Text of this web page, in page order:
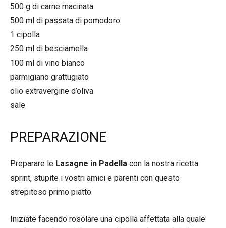
500 g di carne macinata
500 ml di passata di pomodoro
1 cipolla
250 ml di besciamella
100 ml di vino bianco
parmigiano grattugiato
olio extravergine d’oliva
sale
PREPARAZIONE
Preparare le Lasagne in Padella con la nostra ricetta
sprint, stupite i vostri amici e parenti con questo
strepitoso primo piatto.
Iniziate facendo rosolare una cipolla affettata alla quale